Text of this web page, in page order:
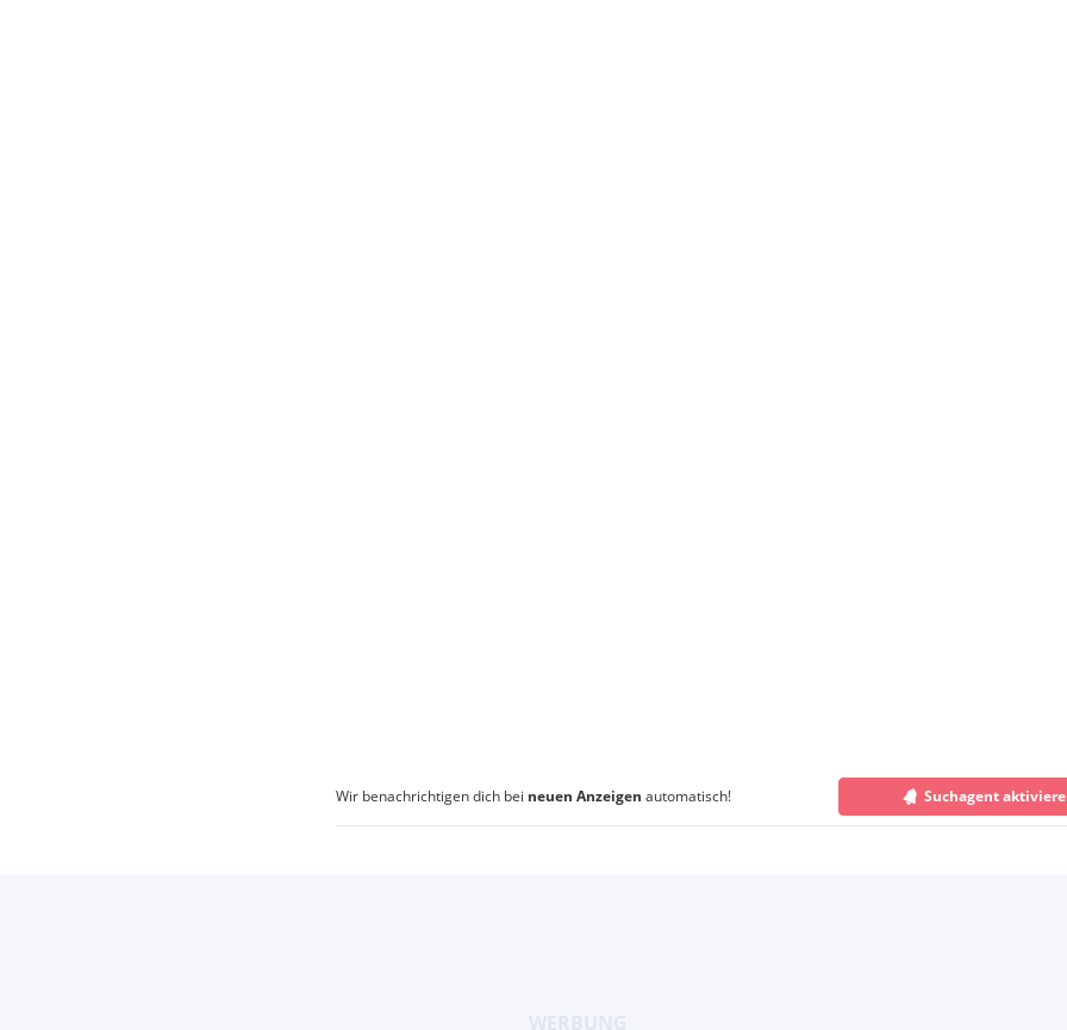
Wir benachrichtigen dich bei neuen Anzeigen automatisch! Suchagent